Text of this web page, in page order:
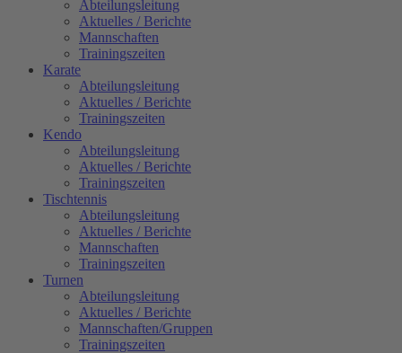
Abteilungsleitung
Aktuelles / Berichte
Mannschaften
Trainingszeiten
Karate
Abteilungsleitung
Aktuelles / Berichte
Trainingszeiten
Kendo
Abteilungsleitung
Aktuelles / Berichte
Trainingszeiten
Tischtennis
Abteilungsleitung
Aktuelles / Berichte
Mannschaften
Trainingszeiten
Turnen
Abteilungsleitung
Aktuelles / Berichte
Mannschaften/Gruppen
Trainingszeiten